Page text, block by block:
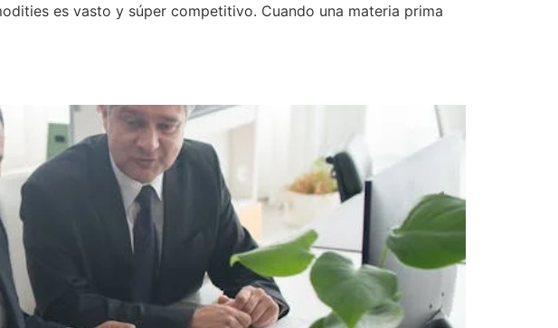
es vasto y súper competitivo. Cuando una materia prima